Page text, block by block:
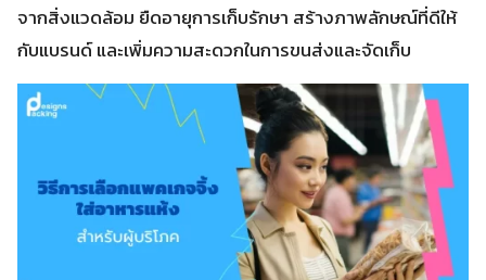
จากสิ่งแวดล้อม ยืดอายุการเก็บรักษา สร้างภาพลักษณ์ที่ดีให้
กับแบรนด์ และเพิ่มความสะดวกในการขนส่งและจัดเก็บ